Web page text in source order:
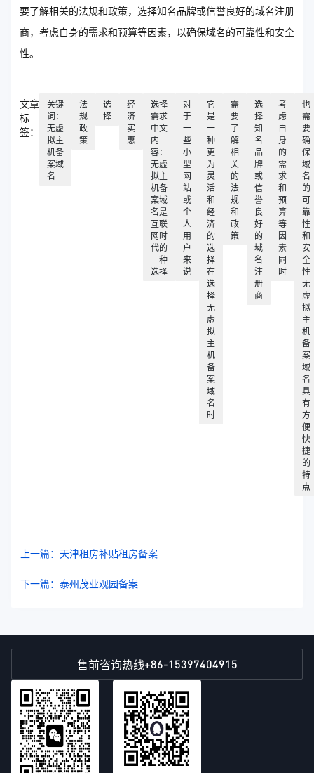
要了解相关的法规和政策，选择知名品牌或信誉良好的域名注册
商，考虑自身的需求和预算等因素，以确保域名的可靠性和安全
性。
文章
标
签：
关键
词：
无虚
拟主
机备
案域
名
法
规
政
策
选
择
经
济
实
惠
选择
需求
中文
内
容：
无虚
拟主
机备
案域
名是
互联
网时
代的
一种
选择
对
于
一
些
小
型
网
站
或
个
人
用
户
来
说
它
是
一
种
更
为
灵
活
和
经
济
的
选
择
在
选
择
无
虚
拟
主
机
备
案
域
名
时
需
要
了
解
相
关
的
法
规
和
政
策
选
择
知
名
品
牌
或
信
誉
良
好
的
域
名
注
册
商
考
虑
自
身
的
需
求
和
预
算
等
因
素
同
时
也
需
要
确
保
域
名
的
可
靠
性
和
安
全
性
无
虚
拟
主
机
备
案
域
名
具
有
方
便
快
捷
的
特
点
上一篇：天津租房补贴租房备案
下一篇：泰州茂业观园备案
售前咨询热线+86-15397404915